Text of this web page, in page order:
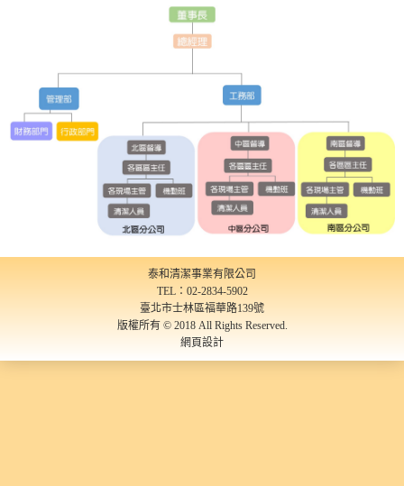
泰和清潔事業有限公司
TEL：02-2834-5902
臺北市士林區福華路139號
版權所有 © 2018 All Rights Reserved.
網頁設計